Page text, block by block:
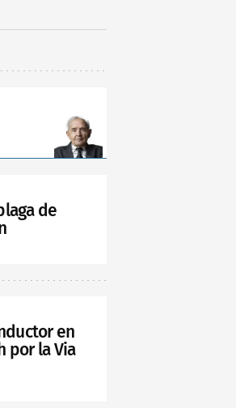
de
en
por la Via